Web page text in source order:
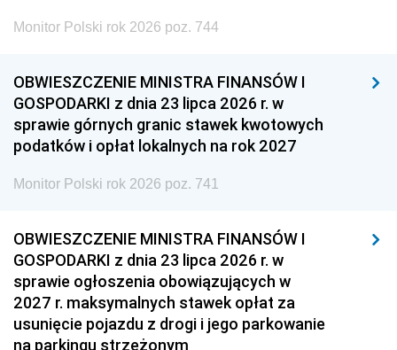
Monitor Polski rok 2026 poz. 744
OBWIESZCZENIE MINISTRA FINANSÓW I
GOSPODARKI z dnia 23 lipca 2026 r. w
sprawie górnych granic stawek kwotowych
podatków i opłat lokalnych na rok 2027
Monitor Polski rok 2026 poz. 741
OBWIESZCZENIE MINISTRA FINANSÓW I
GOSPODARKI z dnia 23 lipca 2026 r. w
sprawie ogłoszenia obowiązujących w
2027 r. maksymalnych stawek opłat za
usunięcie pojazdu z drogi i jego parkowanie
na parkingu strzeżonym